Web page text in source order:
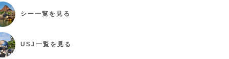
シー一覧を見る
USJ 一覧を見る